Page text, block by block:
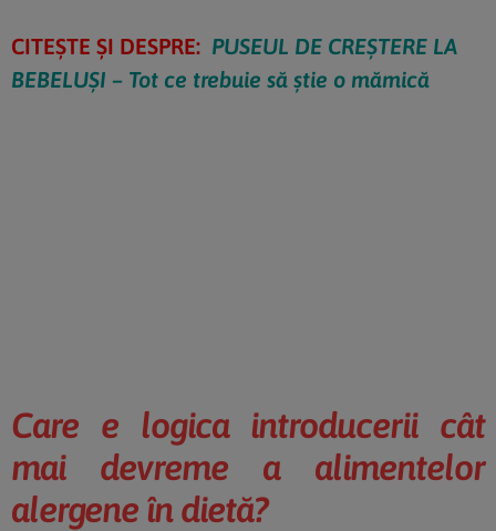
CITEȘTE ȘI DESPRE: PUSEUL DE CREȘTERE LA
BEBELUȘI – Tot ce trebuie să știe o mămică
Care e logica introducerii cât
mai devreme a alimentelor
alergene în dietă?